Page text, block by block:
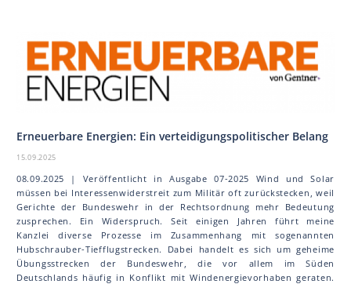
Erneuerbare Energien: Ein verteidigungspolitischer Belang
15.09.2025
08.09.2025 | Veröffentlicht in Ausgabe 07-2025 Wind und Solar
müssen bei Interessenwiderstreit zum Militär oft zurückstecken, weil
Gerichte der Bundeswehr in der Rechtsordnung mehr Bedeutung
zusprechen. Ein Widerspruch. Seit einigen Jahren führt meine
Kanzlei diverse Prozesse im Zusammenhang mit sogenannten
Hubschrauber-Tiefflugstrecken. Dabei handelt es sich um geheime
Übungsstrecken der Bundeswehr, die vor allem im Süden
Deutschlands häufig in Konflikt mit Windenergievorhaben geraten.